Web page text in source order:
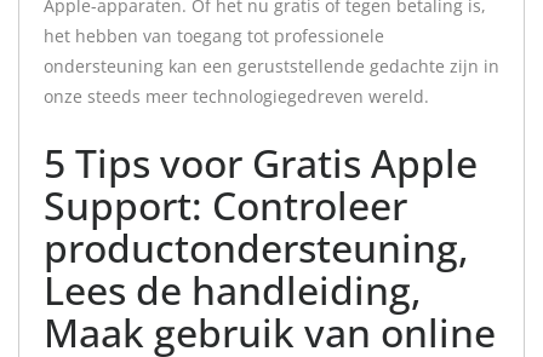
Apple-apparaten. Of het nu gratis of tegen betaling is,
het hebben van toegang tot professionele
ondersteuning kan een geruststellende gedachte zijn in
onze steeds meer technologiegedreven wereld.
5 Tips voor Gratis Apple
Support: Controleer
productondersteuning,
Lees de handleiding,
Maak gebruik van online